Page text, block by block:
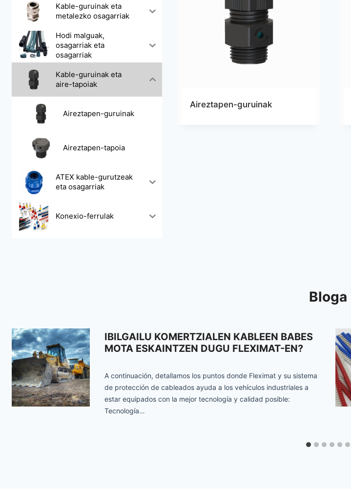
Kable-guruinak eta
metalezko osagarriak
Hodi malguak,
osagarriak eta
osagarriak
Kable-guruinak eta
aire-tapoiak
Aireztapen-guruinak
Aireztapen-tapoia
ATEX kable-gurutzeak
eta osagarriak
Konexio-ferrulak
Aireztapen-guruinak
Bloga
IBILGAILU KOMERTZIALEN KABLEEN BABES
MOTA ESKAINTZEN DUGU FLEXIMAT-EN?
A continuación, detallamos los puntos donde Fleximat y su sistema
de protección de cableados ayuda a los vehículos industriales a
estar equipados con la mejor tecnología y calidad posible:
Tecnología…